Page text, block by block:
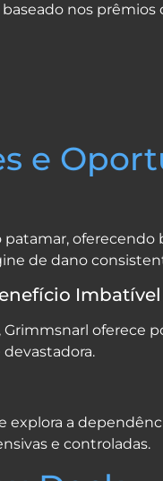
nos prêmios
e
de dano
Imbatível
oferece
a
e controladas.